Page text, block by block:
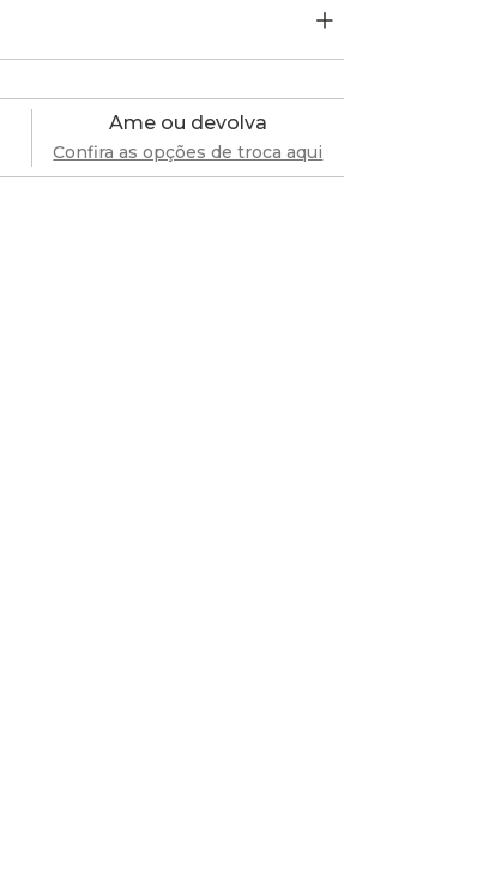
Ame ou devolva
Confira as opções de troca aqui